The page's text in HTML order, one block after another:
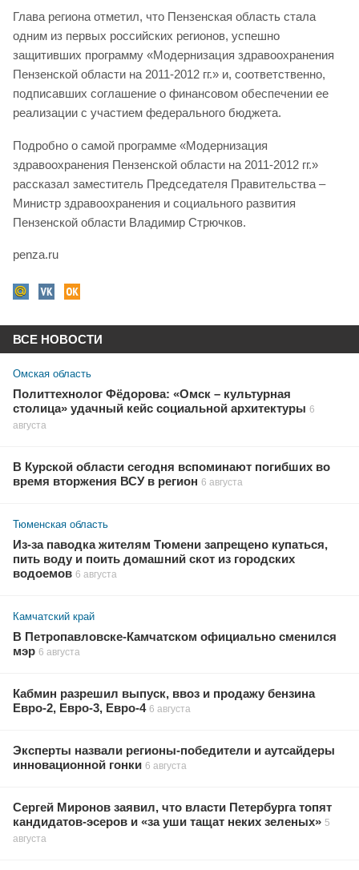
Глава региона отметил, что Пензенская область стала
одним из первых российских регионов, успешно
защитивших программу «Модернизация здравоохранения
Пензенской области на 2011-2012 гг.» и, соответственно,
подписавших соглашение о финансовом обеспечении ее
реализации с участием федерального бюджета.
Подробно о самой программе «Модернизация
здравоохранения Пензенской области на 2011-2012 гг.»
рассказал заместитель Председателя Правительства –
Министр здравоохранения и социального развития
Пензенской области Владимир Стрючков.
penza.ru
ВСЕ НОВОСТИ
Омская область
Политтехнолог Фёдорова: «Омск – культурная
столица» удачный кейс социальной архитектуры 6
августа
В Курской области сегодня вспоминают погибших во
время вторжения ВСУ в регион 6 августа
Тюменская область
Из-за паводка жителям Тюмени запрещено купаться,
пить воду и поить домашний скот из городских
водоемов 6 августа
Камчатский край
В Петропавловске-Камчатском официально сменился
мэр 6 августа
Кабмин разрешил выпуск, ввоз и продажу бензина
Евро-2, Евро-3, Евро-4 6 августа
Эксперты назвали регионы-победители и аутсайдеры
инновационной гонки 6 августа
Сергей Миронов заявил, что власти Петербурга топят
кандидатов-эсеров и «за уши тащат неких зеленых» 5
августа